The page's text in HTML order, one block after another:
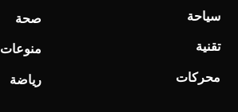
سياحة
تقنية
محركات
صحة
منوعات
رياضة